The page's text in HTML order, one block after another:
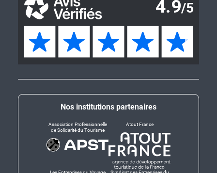
Nos institutions partenaires
Association Professionnelle
de Solidarité du Tourisme
Atout France